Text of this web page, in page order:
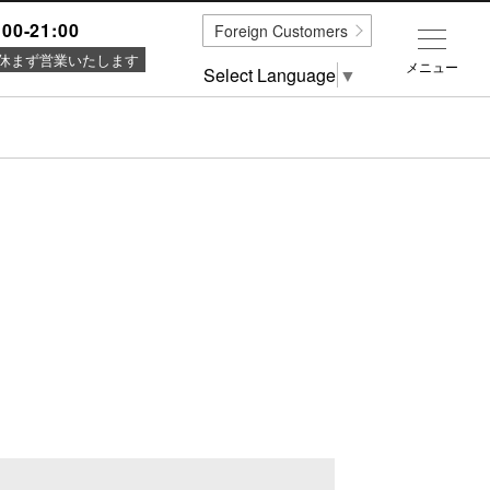
21:00
まず営業いたします メニュー
Foreign Customers
Select Language ▼